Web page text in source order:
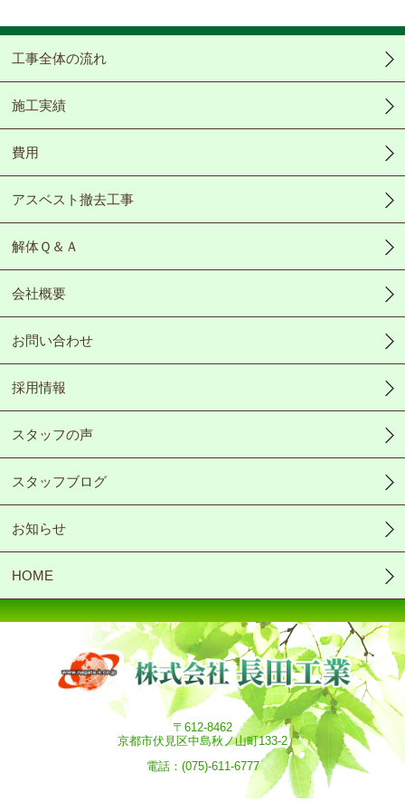
Video
工事全体の流れ
施工実績
費用
アスベスト撤去工事
解体Ｑ＆Ａ
会社概要
お問い合わせ
採用情報
スタッフの声
スタッフブログ
お知らせ
HOME
〒612-8462
京都市伏見区中島秋ノ山町133-2
電話：(075)-611-6777